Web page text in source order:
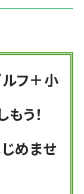
ルフ＋小
う！
めませ